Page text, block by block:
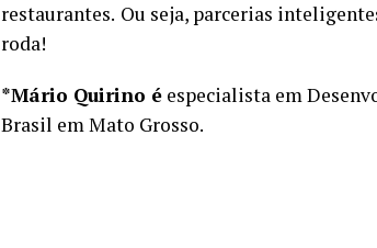
restaurantes. Ou seja, parcerias
roda!
*Mário Quirino é especialista em
Brasil em Mato Grosso.